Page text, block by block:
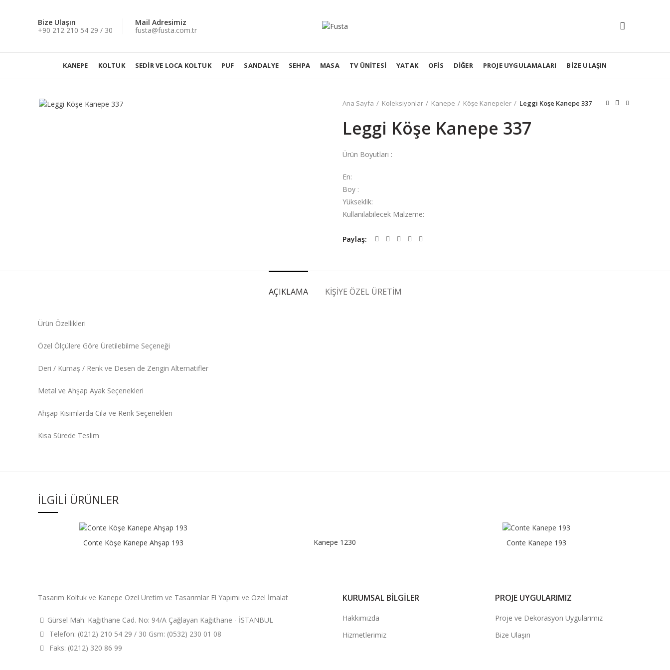
Bize Ulaşın
+90 212 210 54 29 / 30
Mail Adresimiz
fusta@fusta.com.tr
KANEPE KOLTUK SEDIR VE LOCA KOLTUK PUF SANDALYE SEHPA MASA TV ÜNITESI YATAK OFIS DIĞER PROJE UYGULAMALARI BIZE ULAŞIN
Ana Sayfa
Koleksiyonlar Kanepe Köşe Kanepeler Leggi Köşe Kanepe 337
Leggi Köşe Kanepe 337
Ürün Boyutları :
En:
Boy :
Yükseklik:
Kullanılabilecek Malzeme:
Paylaş
AÇIKLAMA KIŞIYE ÖZEL ÜRETIM
Ürün Özellikleri
Özel Ölçülere Göre Üretilebilme Seçeneği
Deri / Kumaş / Renk ve Desen de Zengin Alternatifler
Metal ve Ahşap Ayak Seçenekleri
Ahşap Kısımlarda Cila ve Renk Seçenekleri
Kısa Sürede Teslim
İLGILI ÜRÜNLER
Conte Köşe Kanepe Ahşap 193 Kanepe 1230 Conte Kanepe 193
Tasarım Koltuk ve Kanepe Özel Üretim ve Tasarımlar El Yapımı ve Özel İmalat
Gürsel Mah. Kağıthane Cad. No: 94/A Çağlayan Kağıthane - İSTANBUL
Telefon: (0212) 210 54 29 / 30 Gsm: (0532) 230 01 08
Faks: (0212) 320 86 99
KURUMSAL BILGILER
Hakkımızda
Hizmetlerimiz
PROJE UYGULARIMIZ
Proje ve Dekorasyon Uygularımız
Bize Ulaşın